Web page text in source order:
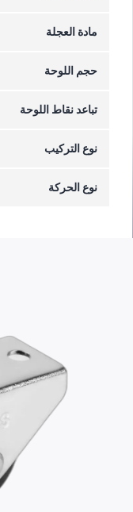
مادة العجلة
حجم اللوحة
تباعد نقاط اللوحة
نوع التركيب
نوع الحركة